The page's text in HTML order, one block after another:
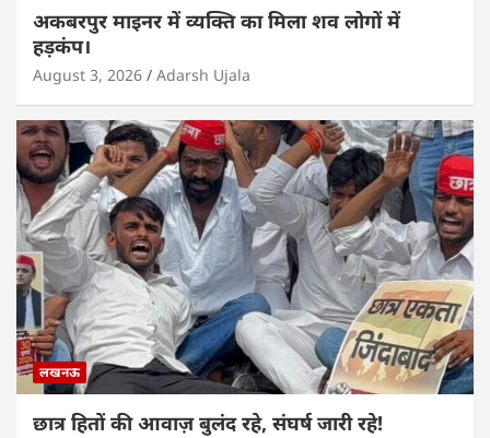
अकबरपुर माइनर में व्यक्ति का मिला शव लोगों में
हड़कंप।
August 3, 2026 Adarsh Ujala
लखनऊ
छात्र हितों की आवाज़ बुलंद रहे, संघर्ष जारी रहे!